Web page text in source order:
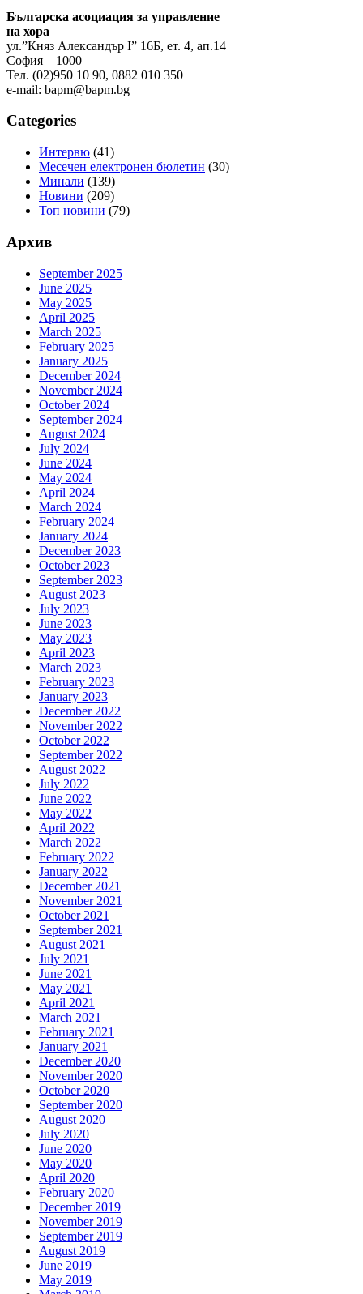
Българска асоциация за управление
на хора
ул.”Княз Александър І” 16Б, ет. 4, ап.14
София – 1000
Тел. (02)950 10 90, 0882 010 350
e-mail: bapm@bapm.bg
Categories
Интервю (41)
Месечен електронен бюлетин (30)
Минали (139)
Новини (209)
Топ новини (79)
Архив
September 2025
June 2025
May 2025
April 2025
March 2025
February 2025
January 2025
December 2024
November 2024
October 2024
September 2024
August 2024
July 2024
June 2024
May 2024
April 2024
March 2024
February 2024
January 2024
December 2023
October 2023
September 2023
August 2023
July 2023
June 2023
May 2023
April 2023
March 2023
February 2023
January 2023
December 2022
November 2022
October 2022
September 2022
August 2022
July 2022
June 2022
May 2022
April 2022
March 2022
February 2022
January 2022
December 2021
November 2021
October 2021
September 2021
August 2021
July 2021
June 2021
May 2021
April 2021
March 2021
February 2021
January 2021
December 2020
November 2020
October 2020
September 2020
August 2020
July 2020
June 2020
May 2020
April 2020
February 2020
December 2019
November 2019
September 2019
August 2019
June 2019
May 2019